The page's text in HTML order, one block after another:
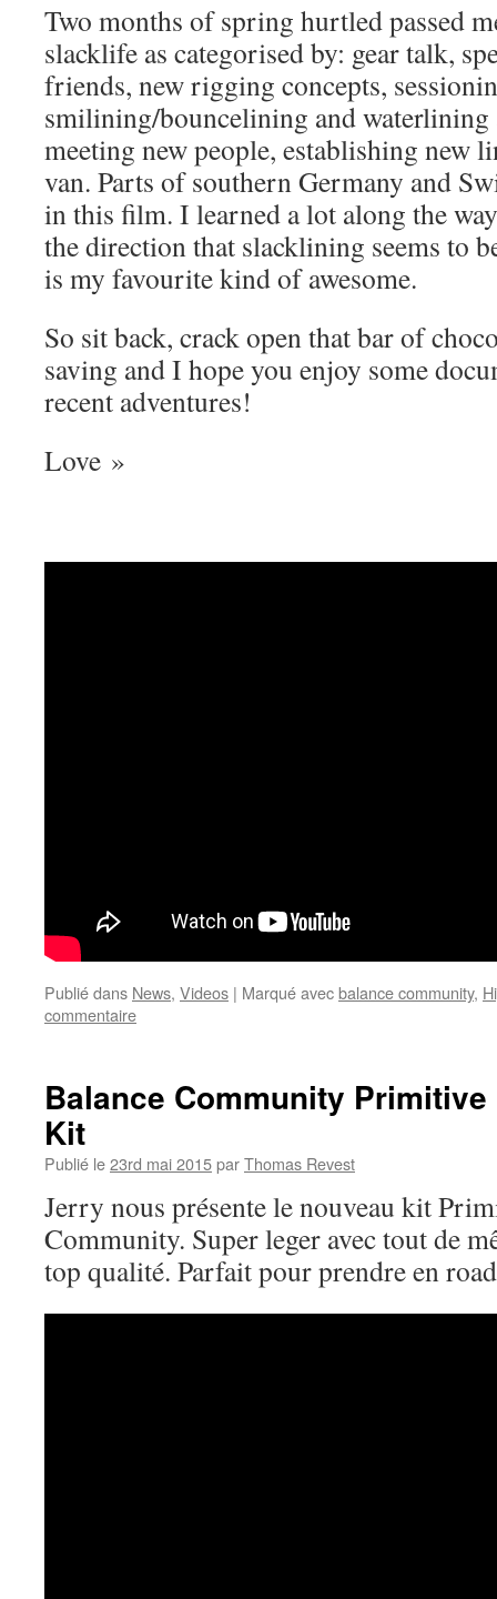
Two months of spring hurtled passed
slacklife as categorised by: gear talk,
friends, new rigging concepts,
smilining/bouncelining and
meeting new people, establishing new
van. Parts of southern Germany and
in this film. I learned a lot along the
the direction that slacklining seems to
is my favourite kind of awesome.
So sit back, crack open that bar of
saving and I hope you enjoy some
recent adventures!
Love »
Publié dans News, Videos | Marqué avecbalance community,
commentaire
Balance Community
Kit
Publié le23rd mai 2015parThomas Revest
Jerry nous présente le nouveau kit
Community. Super leger avec tout de
top qualité. Parfait pour prendre en